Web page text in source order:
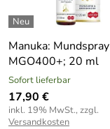
Manuka: Mundspray
MGO400+; 20 ml
Sofort lieferbar
17,90 €
inkl. 19% MwSt., zzgl.
Versandkosten